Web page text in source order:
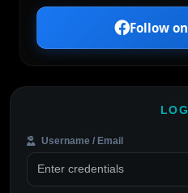
Follow
Username / Email